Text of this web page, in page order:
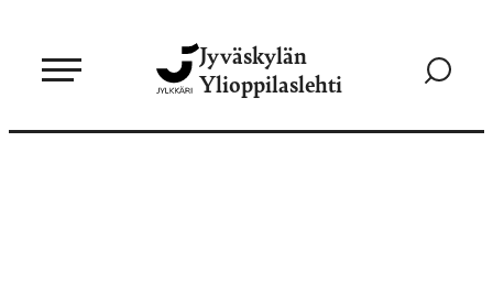
sisältöön
Jyväskylän
Ylioppilaslehti
Siirry